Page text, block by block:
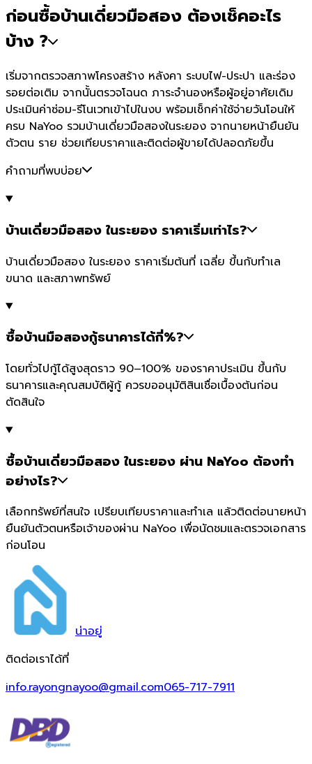
ก่อนซื้อบ้านเดี่ยวมือสอง ต้องเช็คอะไร
บ้าง ?
เริ่มจากตรวจสภาพโครงสร้าง หลังคา ระบบไฟ-ประปา และร่อง
รอยต่อเติม จากนั้นตรวจโฉนด ภาระจำนองหรือผู้อยู่อาศัยเดิม
ประเมินค่าซ่อม-รีโนเวทเข้าไปในงบ พร้อมเช็กค่าใช้จ่ายวันโอนให้
ครบ NaYoo รวมบ้านเดี่ยวมือสองในระยอง จากนายหน้ายืนยัน
ตัวตน ราย ช่วยเทียบราคาและติดต่อผู้ขายได้ปลอดภัยขึ้น
คำถามที่พบบ่อย
บ้านเดี่ยวมือสอง ในระยอง ราคาเริ่มเท่าไร?
บ้านเดี่ยวมือสอง ในระยอง ราคาเริ่มต้นที่ เฉลี่ย ขึ้นกับทำเล
ขนาด และสภาพทรัพย์
ซื้อบ้านมือสองกู้ธนาคารได้กี่%?
โดยทั่วไปกู้ได้สูงสุดราว 90–100% ของราคาประเมิน ขึ้นกับ
ธนาคารและคุณสมบัติผู้กู้ ควรขออนุมัติสินเชื่อเบื้องต้นก่อน
ตัดสินใจ
ซื้อบ้านเดี่ยวมือสอง ในระยอง ผ่าน NaYoo ต้องทำ
อย่างไร?
เลือกทรัพย์ที่สนใจ เปรียบเทียบราคาและทำเล แล้วติดต่อนายหน้า
ยืนยันตัวตนหรือเจ้าของผ่าน NaYoo เพื่อนัดชมและตรวจเอกสาร
ก่อนโอน
น่าอยู่
ติดต่อเราได้ที่
info.rayongnayoo@gmail.com065-717-7911